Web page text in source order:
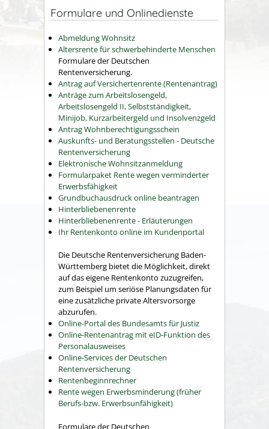
Formulare und Onlinedienste
Abmeldung Wohnsitz
Altersrente für schwerbehinderte Menschen
Formulare der Deutschen
Rentenversicherung.
Antrag auf Versichertenrente (Rentenantrag)
Anträge zum Arbeitslosengeld,
Arbeitslosengeld II, Selbstständigkeit,
Minijob, Kurzarbeitergeld und Insolvenzgeld
Antrag Wohnberechtigungsschein
Auskunfts- und Beratungsstellen - Deutsche
Rentenversicherung
Elektronische Wohnsitzanmeldung
Formularpaket Rente wegen verminderter
Erwerbsfähigkeit
Grundbuchausdruck online beantragen
Hinterbliebenenrente
Hinterbliebenenrente - Erläuterungen
Ihr Rentenkonto online im Kundenportal
Die Deutsche Rentenversicherung Baden-
Württemberg bietet die Möglichkeit, direkt
auf das eigene Rentenkonto zuzugreifen,
zum Beispiel um seriöse Planungsdaten für
eine zusätzliche private Altersvorsorge
abzurufen.
Online-Portal des Bundesamts für Justiz
Online-Rentenantrag mit eID-Funktion des
Personalausweises
Online-Services der Deutschen
Rentenversicherung
Rentenbeginnrechner
Rente wegen Erwerbsminderung (früher
Berufs-bzw. Erwerbsunfähigkeit)
Formulare der Deutschen